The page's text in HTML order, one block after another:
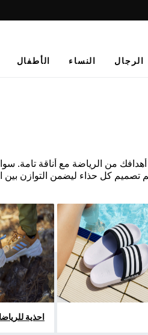
الرجال النساء الأطفال
من الرياضة مع أناقة تامة.
تصميم كل حذاء ليضمن التوازن بين
احذية